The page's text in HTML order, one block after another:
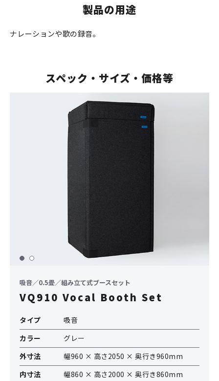
製品の用途
ナレーションや歌の録音。
スペック・サイズ・価格等
吸音／0.5畳／組み立て式ブースセット
VQ910 Vocal Booth Set
タイプ
吸音
カラー
グレー
外寸法
幅960 × 高さ2050 × 奥行き960mm
内寸法
幅860 × 高さ2000 × 奥行き860mm